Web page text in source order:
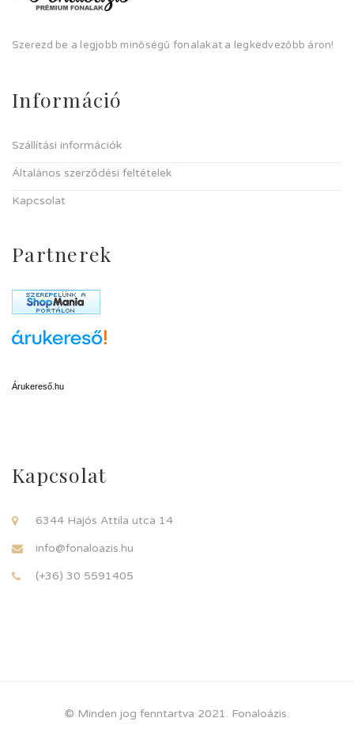
Szerezd be a legjobb minőségű fonalakat a legkedvezőbb áron!
Információ
Szállítási információk
Általános szerződési feltételek
Kapcsolat
Partnerek
Árukereső.hu
Kapcsolat
6344 Hajós Attila utca 14
info@fonaloazis.hu
(+36) 30 5591405
© Minden jog fenntartva 2021. Fonaloázis.